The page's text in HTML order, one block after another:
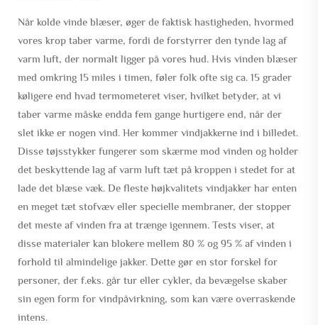
Når kolde vinde blæser, øger de faktisk hastigheden, hvormed
vores krop taber varme, fordi de forstyrrer den tynde lag af
varm luft, der normalt ligger på vores hud. Hvis vinden blæser
med omkring 15 miles i timen, føler folk ofte sig ca. 15 grader
køligere end hvad termometeret viser, hvilket betyder, at vi
taber varme måske endda fem gange hurtigere end, når der
slet ikke er nogen vind. Her kommer vindjakkerne ind i billedet.
Disse tøjsstykker fungerer som skærme mod vinden og holder
det beskyttende lag af varm luft tæt på kroppen i stedet for at
lade det blæse væk. De fleste højkvalitets vindjakker har enten
en meget tæt stofvæv eller specielle membraner, der stopper
det meste af vinden fra at trænge igennem. Tests viser, at
disse materialer kan blokere mellem 80 % og 95 % af vinden i
forhold til almindelige jakker. Dette gør en stor forskel for
personer, der f.eks. går tur eller cykler, da bevægelse skaber
sin egen form for vindpåvirkning, som kan være overraskende
intens.